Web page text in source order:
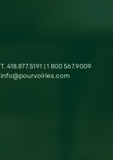
T.418.877.5191 |1 800 567.9009
info@pourvoiries.com